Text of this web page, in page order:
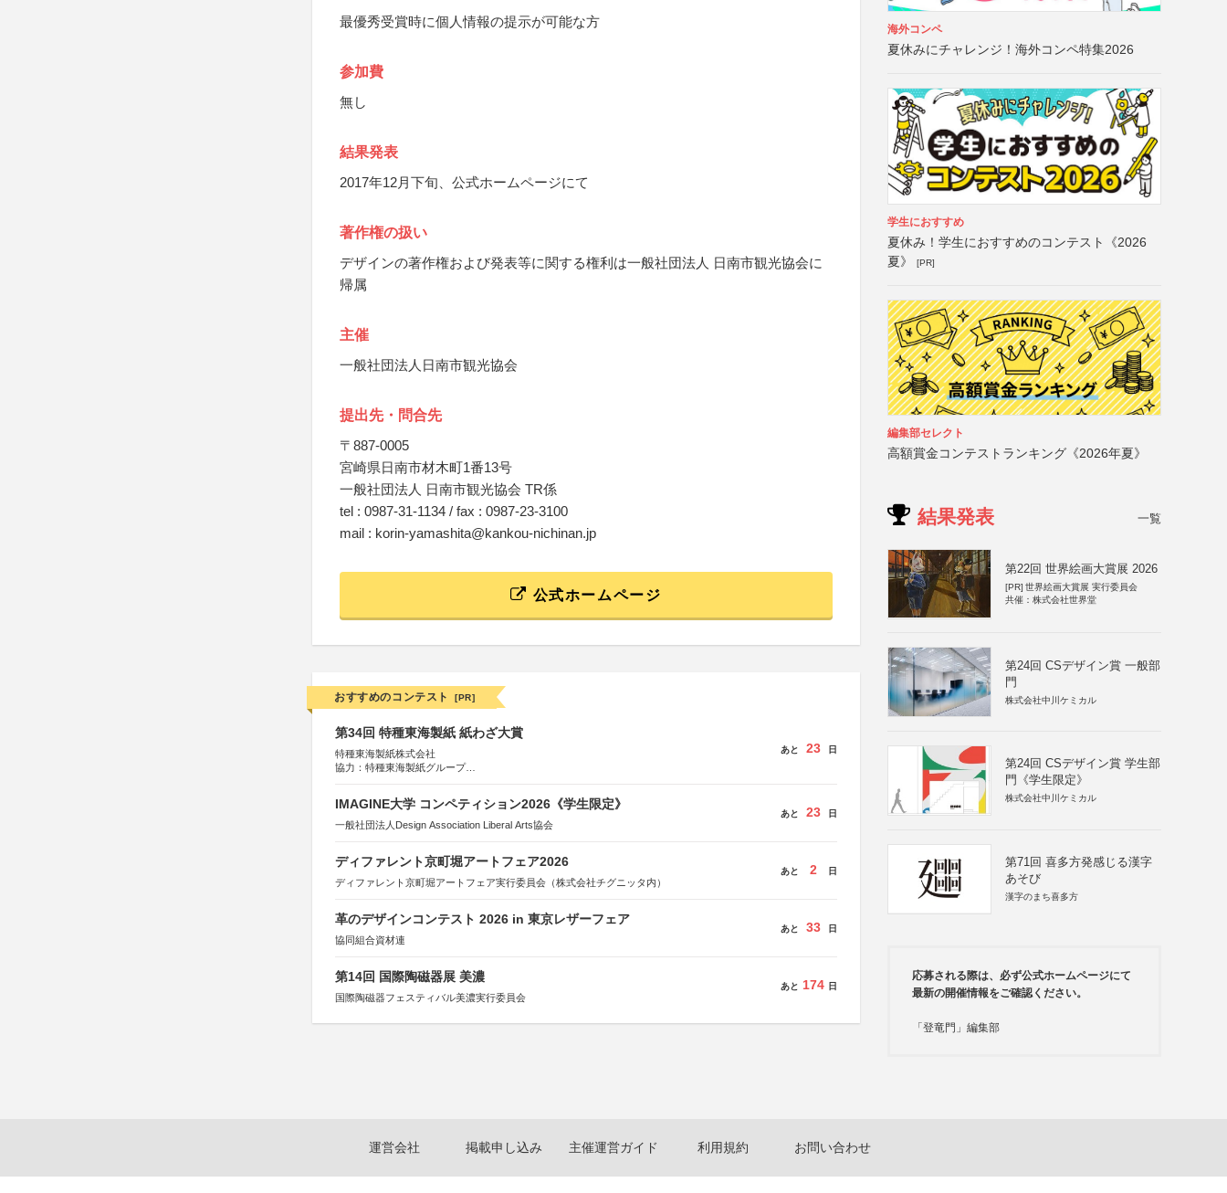
最優秀受賞時に個人情報の提示が可能な方
参加費
無し
結果発表
2017年12月下旬、公式ホームページにて
著作権の扱い
デザインの著作権および発表等に関する権利は一般社団法人 日南市観光協会に
帰属
主催
一般社団法人日南市観光協会
提出先・問合先
〒887-0005
宮崎県日南市材木町1番13号
一般社団法人 日南市観光協会 TR係
tel : 0987-31-1134 / fax : 0987-23-3100
mail : korin-yamashita@kankou-nichinan.jp
公式ホームページ
おすすめのコンテスト [PR]
第34回 特種東海製紙 紙わざ大賞
特種東海製紙株式会社
協力：特種東海製紙グループ
あと 23 日
IMAGINE大学 コンペティション2026《学生限定》
一般社団法人Design Association Liberal Arts協会
あと 23 日
ディファレント京町堀アートフェア2026
ディファレント京町堀アートフェア実行委員会（株式会社チグニッタ内）
あと 2 日
革のデザインコンテスト 2026 in 東京レザーフェア
協同組合資材連
あと 33 日
第14回 国際陶磁器展 美濃
国際陶磁器フェスティバル美濃実行委員会
あと 174 日
海外コンペ
夏休みにチャレンジ！海外コンペ特集2026
学生におすすめ
夏休み！学生におすすめのコンテスト《2026
夏》
[PR]
編集部セレクト
高額賞金コンテストランキング《2026年夏》
結果発表 一覧
第22回 世界絵画大賞展 2026
[PR] 世界絵画大賞展 実行委員会
共催：株式会社世界堂
第24回 CSデザイン賞 一般部
門
株式会社中川ケミカル
第24回 CSデザイン賞 学生部
門《学生限定》
株式会社中川ケミカル
第71回 喜多方発感じる漢字
あそび
漢字のまち喜多方
応募される際は、必ず公式ホームページにて
最新の開催情報をご確認ください。
「登竜門」編集部
運営会社 掲載申し込み 主催運営ガイド 利用規約 お問い合わせ